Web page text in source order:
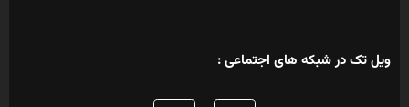
ویل تک در شبکه های اجتماعی :